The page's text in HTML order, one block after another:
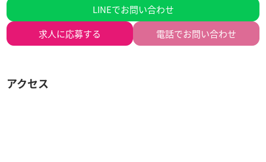
LINEでお問い合わせ
求人に応募する 電話でお問い合わせ
アクセス